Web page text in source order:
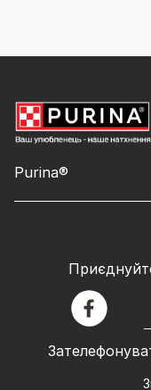
Purina®
facebook